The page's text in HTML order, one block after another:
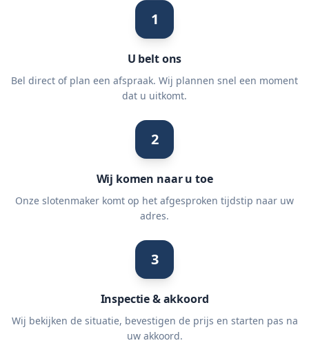
1
U belt ons
Bel direct of plan een afspraak. Wij plannen snel een moment
dat u uitkomt.
2
Wij komen naar u toe
Onze slotenmaker komt op het afgesproken tijdstip naar uw
adres.
3
Inspectie & akkoord
Wij bekijken de situatie, bevestigen de prijs en starten pas na
uw akkoord.